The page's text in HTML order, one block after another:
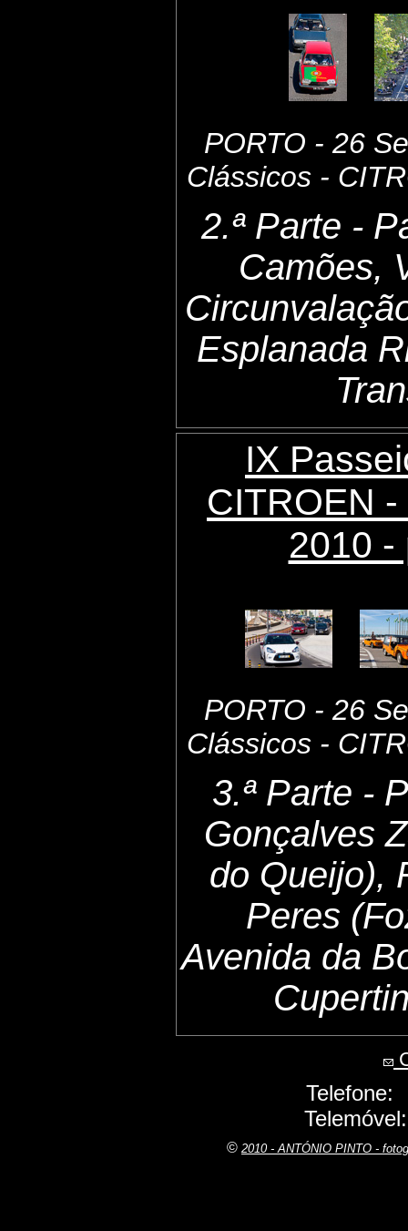
PORTO - 26
Clássicos -
2.ª Parte -
Camões,
Esplanada
IX
CITROEN
2010 -
PORTO - 26
Clássicos -
3.ª Parte -
Gonçalves
do Queijo),
Peres
Avenida da
Telefone:
© 2010 - ANTÓNIO PINTO -